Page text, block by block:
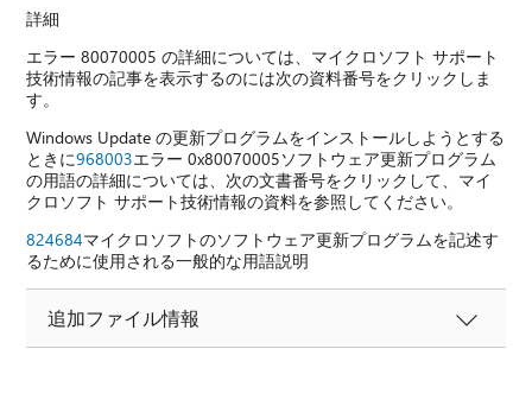
詳細
エラー 80070005 の詳細については、マイクロソフト サポート
技術情報の記事を表示するのには次の資料番号をクリックしま
す。
Windows Update の更新プログラムをインストールしようとする
ときに968003エラー 0x80070005ソフトウェア更新プログラム
の用語の詳細については、次の文書番号をクリックして、マイ
クロソフト サポート技術情報の資料を参照してください。
824684マイクロソフトのソフトウェア更新プログラムを記述す
るために使用される一般的な用語説明
追加ファイル情報